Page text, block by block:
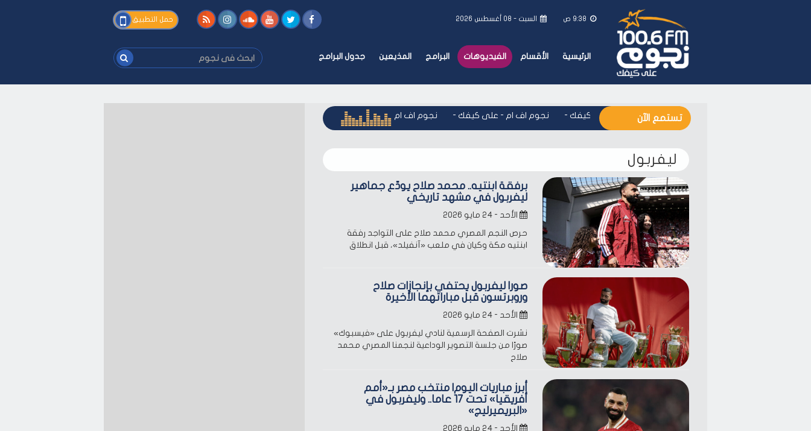
9:38 ص السبت - ٠٨ أغسطس ٢٠٢٦ حمل التطبيق
الرئيسية الأقسام الفيديوهات البرامج المذيعين جدول البرامج
ابحث
فى
فى
تستمع الآن -نجوم اف ام - على كيفك -نجوم اف ام - على كيفك - نجوم اف ام - على كيفك نجوم اف ام - على كيفك
ليفربول
برفقة ابنتيه.. محمد صلاح يودّع جماهير
ليفربول في مشهد تاريخي
الأحد - ٢٤ مايو ٢٠٢٦
حرص النجم المصري محمد صلاح على التواجد رفقة
ابنتيه مكة وكيان في ملعب «آنفيلد»، قبل انطلاق
صور| ليفربول يحتفي بإنجازات صلاح
وروبرتسون قبل مباراتهما الأخيرة
الأحد - ٢٤ مايو ٢٠٢٦
نشرت الصفحة الرسمية لنادي ليفربول على «فيسبوك»
صورًا من جلسة التصوير الوداعية لنجمنا المصري محمد
صلاح
أبرز مباريات اليوم| منتخب مصر بـ«أمم
أفريقيا» تحت 17 عاما.. وليفربول في
«البريميرليج»
الأحد - ٢٤ مايو ٢٠٢٦